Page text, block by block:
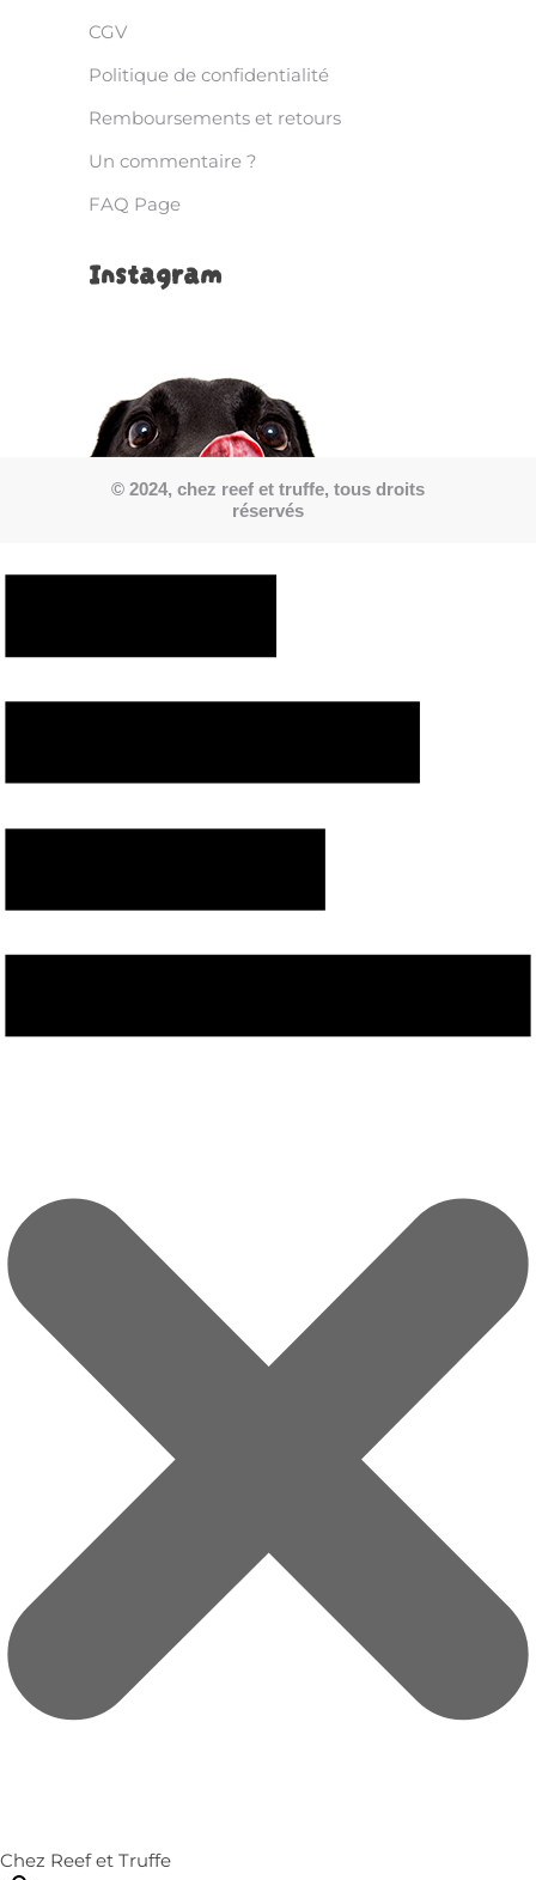
CGV
Politique de confidentialité
Remboursements et retours
Un commentaire ?
FAQ Page
Instagram
© 2024, chez reef et truffe, tous droits
réservés
Chez Reef et Truffe